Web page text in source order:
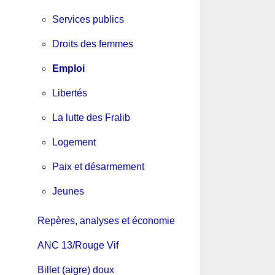
Services publics
Droits des femmes
Emploi
Libertés
La lutte des Fralib
Logement
Paix et désarmement
Jeunes
Repères, analyses et économie
ANC 13/Rouge Vif
Billet (aigre) doux